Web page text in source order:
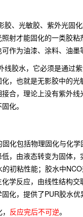
胶、光敏胶、紫外光固
射才能固化的一类胶粘
作为油漆、涂料、油墨
线胶水，它必须是通过
，也就是无影胶中的光
合，理论上没有紫外线
化。
固化包括物理固化与化
，由液态转变为固体，
的初粘性能；胶水中
学反应，由线性结构交
化，提供了PUR胶水优
反应完后不可逆。